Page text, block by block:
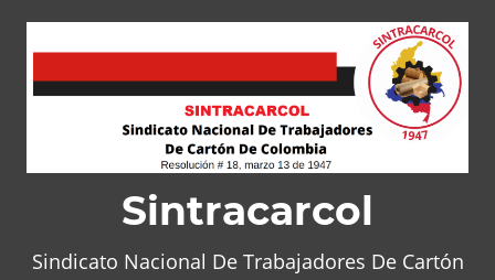
content
Sintracarcol
Sindicato Nacional De Trabajadores De Cartón